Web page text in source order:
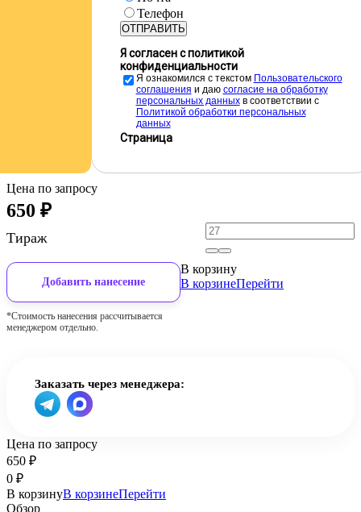
Телефон
ОТПРАВИТЬ
Я согласен с политикой
конфиденциальности
Я ознакомился с текстом Пользовательского
соглашения и даю cогласие на обработку
персональных данныхв соответствии с
Политикой обработки персональных
данных
Страница
Цена по запросу
650 ₽
Тираж
Добавить нанесение
*Стоимость нанесения рассчитывается
менеджером отдельно.
В корзину
В корзинеПерейти
Заказать через менеджера:
Цена по запросу
650 ₽
0 ₽
В корзинуВ корзинеПерейти
Обзор